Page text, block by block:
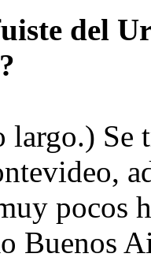
del
largo.) Se
pocos
Buenos